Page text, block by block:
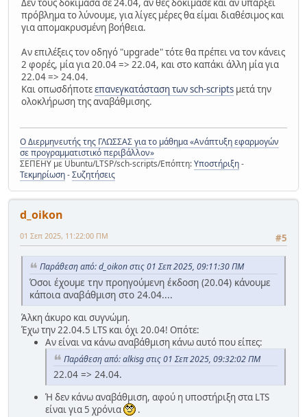
Δεν τους δοκίμασα σε 24.04, αν θες δοκίμασε και αν υπάρξει
πρόβλημα το λύνουμε, για λίγες μέρες θα είμαι διαθέσιμος και
για απομακρυσμένη βοήθεια.
Αν επιλέξεις τον οδηγό "upgrade" τότε θα πρέπει να τον κάνεις
2 φορές, μία για 20.04 => 22.04, και στο καπάκι άλλη μία για
22.04 => 24.04.
Και οπωσδήποτεεπανεγκατάσταση των sch-scripts μετά την
ολοκλήρωση της αναβάθμισης.
Ο Διερμηνευτής της ΓΛΩΣΣΑΣ για το μάθημα «Ανάπτυξη εφαρμογών
σε προγραμματιστικό περιβάλλον»
ΣΕΠΕΗΥ με Ubuntu/LTSP/sch-scripts/Επόπτη:Υποστήριξη-
Τεκμηρίωση-Συζητήσεις
d_oikon
#5
01 Σεπ 2025, 11:22:00 ΠΜ
Παράθεση από: d_oikon στις 01 Σεπ 2025, 09:11:30 ΠΜ
Όσοι έχουμε την προηγούμενη έκδοση (20.04) κάνουμε
κάποια αναβάθμιση στο 24.04....
Άλκη άκυρο και συγνώμη.
Έχω την 22.04.5 LTS και όχι 20.04! Οπότε:
Αν είναι να κάνω αναβάθμιση κάνω αυτό που είπες:
Παράθεση από: alkisg στις 01 Σεπ 2025, 09:32:02 ΠΜ
22.04 => 24.04.
Ή δεν κάνω αναβάθμιση, αφού η υποστήριξη στα LTS
είναι για 5 χρόνια
.